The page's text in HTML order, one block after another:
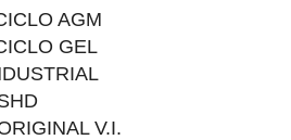
AGM
GEL
V.I.